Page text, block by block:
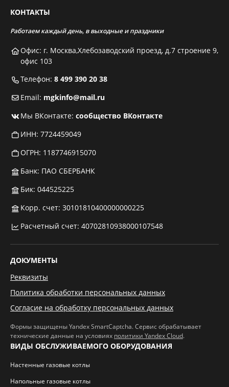
КОНТАКТЫ
Работаем каждый день, в выходные и праздники
Офис: г. Москва,Хлебозаводский проезд, д.7 строение 9,
офис 103
Телефон: 8 499 390 20 38
Email: mgkinfo@mail.ru
Мы ВКонтакте: сообщество ВКонтакте
ИНН: 7724459049
ОГРН: 1187746915070
Банк: ПАО СБЕРБАНК
Бик: 044525225
Корр. счет: 30101810400000000225
Расчетный счет: 40702810938000107548
ДОКУМЕНТЫ
Реквизиты
Политика обработки персональных данных
Согласие на обработку персональных данных
Формы защищены Yandex SmartCaptcha. Сервис обрабатывает
технические данные на условиях политики Yandex Cloud.
ВИДЫ ОБСЛУЖИВАЕМОГО ОБОРУДОВАНИЯ
Настенные газовые котлы
Напольные газовые котлы